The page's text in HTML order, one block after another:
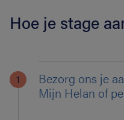
Hoe je stage
Bezorg ons je
Mijn Helan of